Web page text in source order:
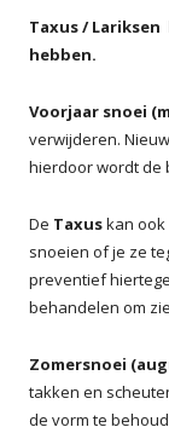
Taxus /
hebben.
Voorjaar snoei
verwijderen.
hierdoor wordt de
De Taxuskan
snoeien of je ze
preventief
behandelen om
Zomersnoei
takken en
de vorm te